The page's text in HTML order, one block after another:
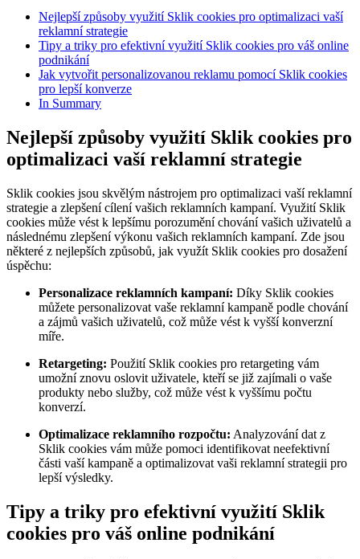
Nejlepší způsoby využití Sklik cookies pro optimalizaci vaší
reklamní strategie
Tipy a triky pro efektivní využití Sklik cookies pro váš online
podnikání
Jak vytvořit personalizovanou reklamu pomocí Sklik cookies
pro lepší konverze
In Summary
Nejlepší způsoby využití Sklik cookies pro
optimalizaci vaší reklamní strategie
Sklik cookies jsou skvělým nástrojem pro optimalizaci vaší reklamní
strategie a zlepšení cílení vašich reklamních kampaní. Využití Sklik
cookies může vést k lepšímu porozumění chování vašich uživatelů a
následnému zlepšení výkonu vašich reklamních kampaní. Zde jsou
některé z nejlepších způsobů, jak využít Sklik cookies pro dosažení
úspěchu:
Personalizace reklamních kampaní: Díky Sklik cookies
můžete personalizovat vaše reklamní kampaně podle chování
a zájmů vašich uživatelů, což může vést k vyšší konverzní
míře.
Retargeting: Použití Sklik cookies pro retargeting vám
umožní znovu oslovit uživatele, kteří se již zajímali o vaše
produkty nebo služby, což může vést k vyššímu počtu
konverzí.
Optimalizace reklamního rozpočtu: Analyzování dat z
Sklik cookies vám může pomoci identifikovat neefektivní
části vaší kampaně a optimalizovat vaši reklamní strategii pro
lepší výsledky.
Tipy a triky pro efektivní využití Sklik
cookies pro váš online podnikání